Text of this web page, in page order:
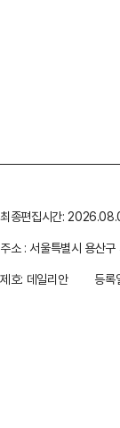
최종편집시간:
주소 : 서울특별시 용산
제호: 데일리안
등